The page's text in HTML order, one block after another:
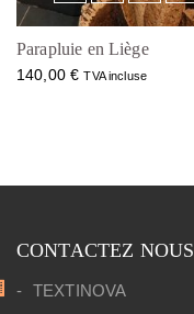
Parapluie en Liège
140,00€ TVA incluse
CONTACTEZ NOUS
TEXTINOVA